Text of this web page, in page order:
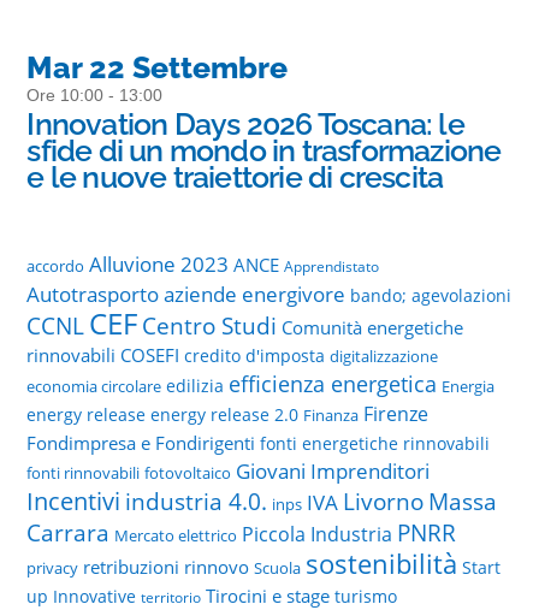
Mar 22 Settembre
Ore 10:00 - 13:00
Innovation Days 2026 Toscana: le
sfide di un mondo in trasformazione
e le nuove traiettorie di crescita
accordo Alluvione 2023 ANCE Apprendistato
Autotrasportoaziende energivore bando; agevolazioni
CCNLCEF Centro Studi Comunità energetiche
rinnovabili COSEFI credito d'imposta digitalizzazione
economia circolare edilizia efficienza energetica Energia
energy release energy release 2.0 Finanza Firenze
Fondimpresa e Fondirigenti fonti energetiche rinnovabili
fonti rinnovabili fotovoltaico Giovani Imprenditori
Incentivi industria 4.0. inps IVA Livorno Massa
Carrara Mercato elettrico Piccola Industria PNRR
privacy retribuzioni rinnovo Scuola sostenibilità Start
up Innovative territorio Tirocini e stage turismo